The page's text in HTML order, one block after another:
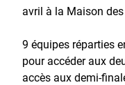
avril à la Maison
9 équipes réparties
pour accéder aux
accès aux demi-